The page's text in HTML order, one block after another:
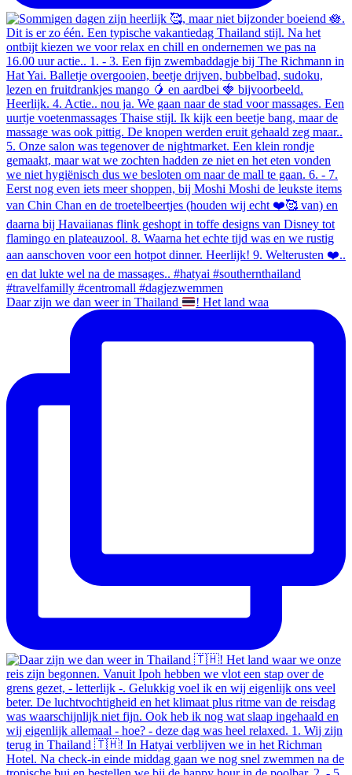
Daar zijn we dan weer in Thailand ! Het land waa